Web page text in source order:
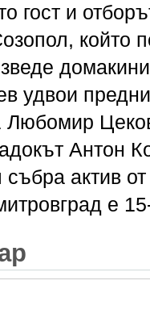
гост и
който
удвои
Антон
актив
е